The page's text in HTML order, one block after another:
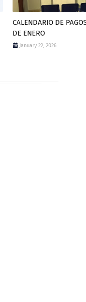
CALENDARIO DE
DE ENERO
January 22, 2026